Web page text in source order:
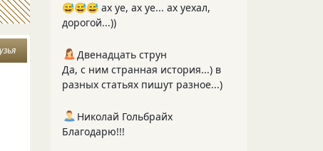
😅😅😅 ах уе, ах уе... ах уехал,
дорогой...))
Двенадцать струн
Да, с ним странная история...) в
разных статьях пишут разное...)
Николай Гольбрайх
Благодарю!!!